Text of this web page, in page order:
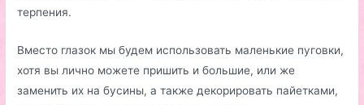
терпения.
Вместо глазок мы будем использовать маленькие пуговки,
хотя вы лично можете пришить и большие, или же
заменить их на бусины, а также декорировать пайетками,